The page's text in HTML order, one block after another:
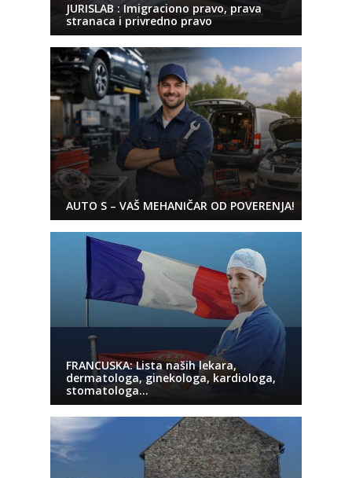
JURISLAB : Imigraciono pravo, prava
stranaca i privredno pravo
AUTO S – VAŠ MEHANIČAR OD POVERENJA!
FRANCUSKA: Lista naših lekara,
dermatologa, ginekologa, kardiologa,
stomatologa…